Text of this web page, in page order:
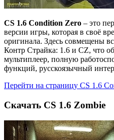
CS 1.6 Condition Zero – это
версии игры, которая в своё
оригинала. Здесь совмещены
Контр Страйка: 1.6 и CZ, что
мультиплеер, полную
функций, русскоязычный
Перейти на страницу CS 1.6
Скачать CS 1.6 Zombie